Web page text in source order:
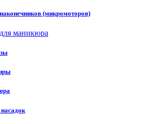
(микромоторов)
маникюра